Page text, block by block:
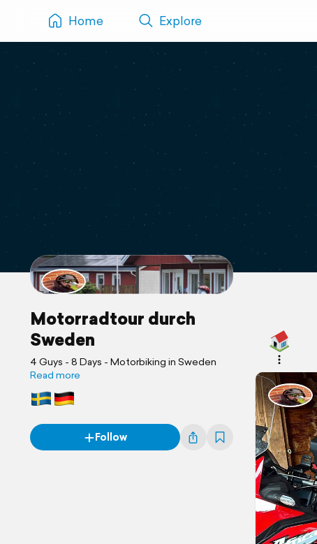
Home Explore
Motorradtour durch
Sweden
4 Guys - 8 Days - Motorbiking in Sweden
Read more
Follow